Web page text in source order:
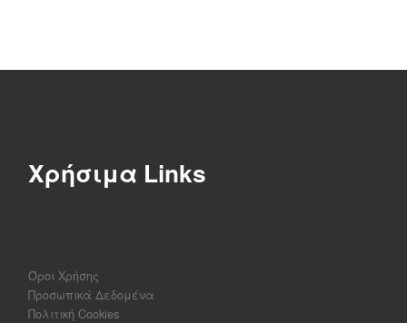
Χρήσιμα Links
Όροι Χρήσης
Προσωπικά Δεδομένα
Πολιτική Cookies